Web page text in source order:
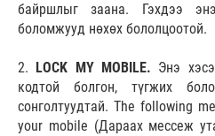
байршлыг заана. Гэхдээ
боломжууд нөхөх бололцоотой.
2. LOCK MY MOBILE. Энэ
кодтой болгон, түгжих
сонголтуудтай. The following
your mobile (Дараах мессеж